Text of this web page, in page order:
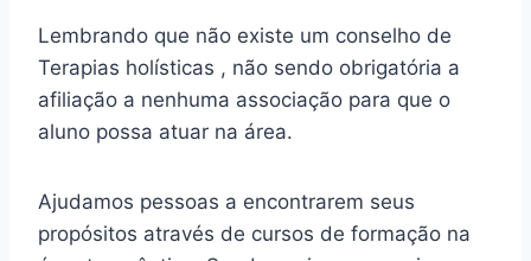
Lembrando que não existe um conselho de
Terapias holísticas , não sendo obrigatória a
afiliação a nenhuma associação para que o
aluno possa atuar na área.
Ajudamos pessoas a encontrarem seus
propósitos através de cursos de formação na